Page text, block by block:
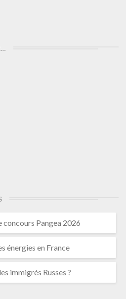
concours Pangea 2026
énergies en France
immigrés Russes ?